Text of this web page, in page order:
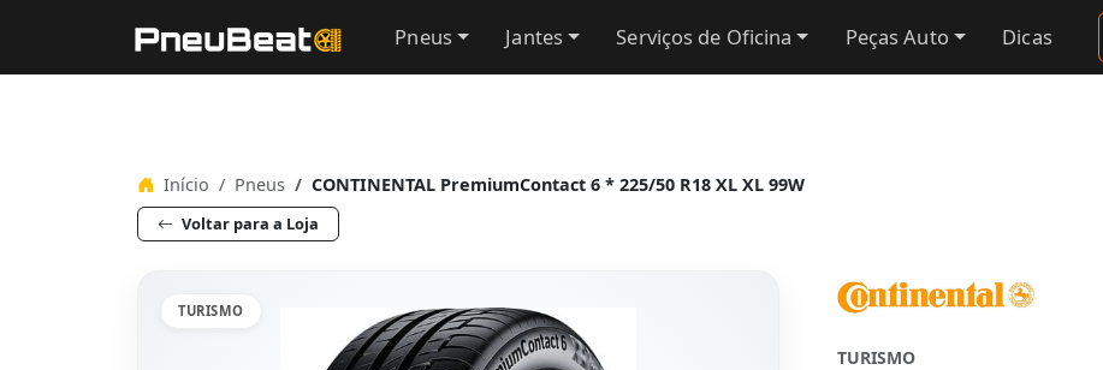
Pneus Jantes Serviços de Oficina Peças Auto Dicas
Início Pneus CONTINENTAL PremiumContact 6 * 225/50 R18 XL XL 99W
Voltar para a Loja
TURISMO
TURISMO